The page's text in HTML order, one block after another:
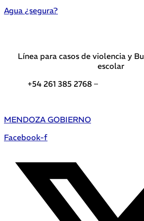
Agua ¿segura?
Línea para casos de violencia y
escolar
+54 261 385 2768 –
MENDOZA GOBIERNO
Facebook-f